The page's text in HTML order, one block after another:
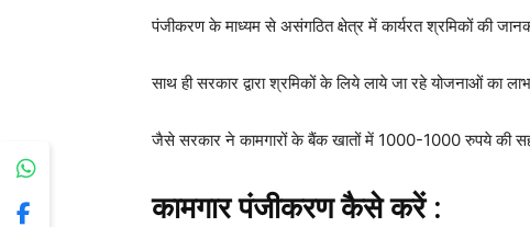
पंजीकरण के माध्यम से असंगठित क्षेत्र में कार्यरत श्रमिकों की
साथ ही सरकार द्वारा श्रमिकों के लिये लाये जा रहे योजनाओं का
जैसे सरकार ने कामगारों के बैंक खातों में 1000-1000 रुपये की
कामगार पंजीकरण कैसे करें :